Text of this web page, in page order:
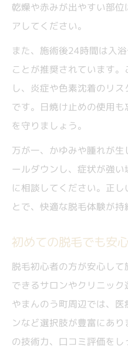
乾燥や赤みが出やすい部
アしてください。
また、施術後24時間は入
ことが推奨されています
し、炎症や色素沈着のリ
です。日焼け止めの使用
を守りましょう。
万が一、かゆみや腫れが
ールダウンし、症状が強
に相談してください。正
とで、快適な脱毛体験が持
初めての脱毛でも安
脱毛初心者の方が安心し
できるサロンやクリニッ
やまんのう町周辺では、
ンなど選択肢が豊富にあ
の技術力、口コミ評価をし